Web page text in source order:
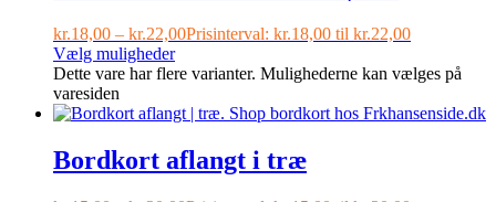
kr.18,00 – kr.22,00Prisinterval: kr.18,00 til kr.22,00
Vælg muligheder
Dette vare har flere varianter. Mulighederne kan vælges på
varesiden
Bordkort aflangt i træ